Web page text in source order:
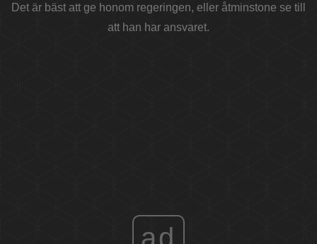
Det är bäst att ge honom regeringen, eller åtminstone se till
att han har ansvaret.
ad